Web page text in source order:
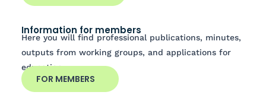
Information for members
Here you will find professional publications, minutes,
outputs from working groups, and applications for
education.
FOR MEMBERS